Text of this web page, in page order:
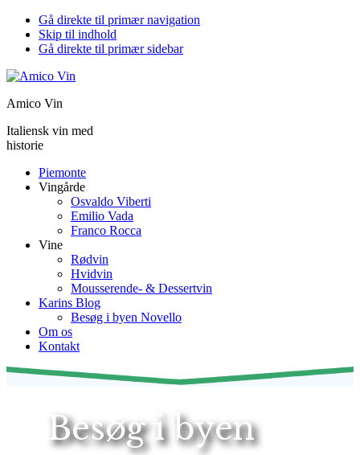
Gå direkte til primær navigation
Skip til indhold
Gå direkte til primær sidebar
Amico Vin
Italiensk vin med
historie
Piemonte
Vingårde
Osvaldo Viberti
Emilio Vada
Franco Rocca
Vine
Rødvin
Hvidvin
Mousserende- & Dessertvin
Karins Blog
Besøg i byen Novello
Om os
Kontakt
Besøg i byen